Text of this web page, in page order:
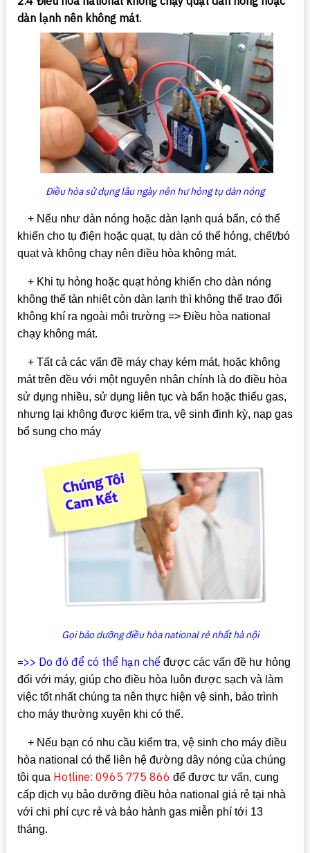
dàn lạnh nên không mát.
Điều hòa sử dụng lâu ngày nên hư hỏng tụ dàn nóng
+ Nếu như dàn nóng hoặc dàn lạnh quá bẩn, có thể
khiến cho tụ điện hoặc quạt, tụ dàn có thể hỏng, chết/bó
quạt và không chạy nên điều hòa không mát.
+ Khi tụ hỏng hoặc quạt hỏng khiến cho dàn nóng
không thể tàn nhiệt còn dàn lạnh thì không thể trao đổi
không khí ra ngoài môi trường => Điều hòa national
chạy không mát.
+ Tất cả các vấn đề máy chạy kém mát, hoặc không
mát trên đều với một nguyên nhân chính là do điều hòa
sử dụng nhiều, sử dụng liên tục và bẩn hoặc thiếu gas,
nhưng lại không được kiểm tra, vệ sinh định kỳ, nạp gas
bổ sung cho máy
Gọi bảo dưỡng điều hòa national rẻ nhất hà nội
=>> Do đó để có thể hạn chế được các vấn đề hư hỏng
đối với máy, giúp cho điều hòa luôn được sạch và làm
việc tốt nhất chúng ta nên thực hiện vệ sinh, bảo trình
cho máy thường xuyên khi có thể.
+ Nếu bạn có nhu cầu kiểm tra, vệ sinh cho máy điều
hòa national có thể liên hệ đường dây nóng của chúng
tôi qua Hotline: 0965 775 866 để được tư vấn, cung
cấp dịch vụ bảo dưỡng điều hòa national giá rẻ tại nhà
với chi phí cực rẻ và bảo hành gas miễn phí tới 13
tháng.